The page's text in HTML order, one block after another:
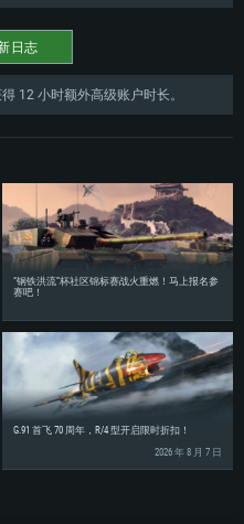
日志
12 小时额外高级账户时长。
“钢铁洪流”杯社区锦标赛战火重燃！马上报名参
赛吧！
G.91 首飞 70 周年，R/4 型开启限时折扣！
2026 年 8 月 7 日